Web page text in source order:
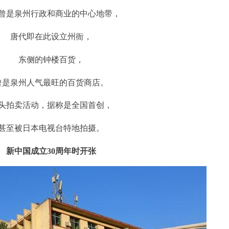
是泉州行政和商业的中心地带，
唐代即在此设立州衙，
东侧的钟楼百货，
是泉州人气最旺的百货商店。
拍卖活动，据称是全国首创，
至被日本电视台特地拍摄。
新中国成立30周年时开张